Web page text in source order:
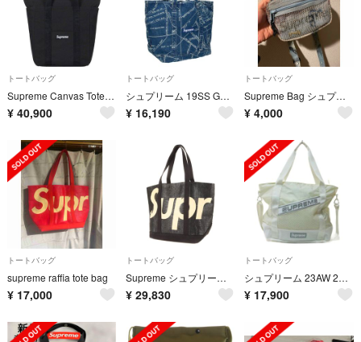
トートバッグ
Supreme Canvas Tote キャンバス トートバッグ トート バッグ
¥ 40,900
トートバッグ
シュプリーム 19SS Gonz Map Denim Tote ゴンズマップデニムトートバッグ メンズ
¥ 16,190
トートバッグ
Supreme Bag シュプリーム バッグ
¥ 4,000
トートバッグ
supreme raffia tote bag
¥ 17,000
トートバッグ
Supreme シュプリーム バッグ ブラック 黒 | 20SS ブランドロゴ ラフィア トートバッグ(Raffia Tote) 【メンズ】【中古】
¥ 29,830
トートバッグ
シュプリーム 23AW 2WAY ナイロン トートバッグ ショルダーバッグ 白
¥ 17,900